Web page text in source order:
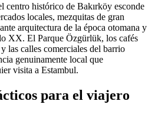
centro histórico de Bakırköy esconde
locales, mezquitas de gran
arquitectura de la época otomana y
XX. El Parque Özgürlük, los cafés
las calles comerciales del barrio
genuinamente local que
visita a Estambul.
para el viajero